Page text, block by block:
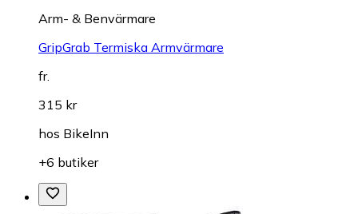
Arm- & Benvärmare
GripGrab Termiska Armvärmare
fr.
315 kr
hos BikeInn
+6 butiker